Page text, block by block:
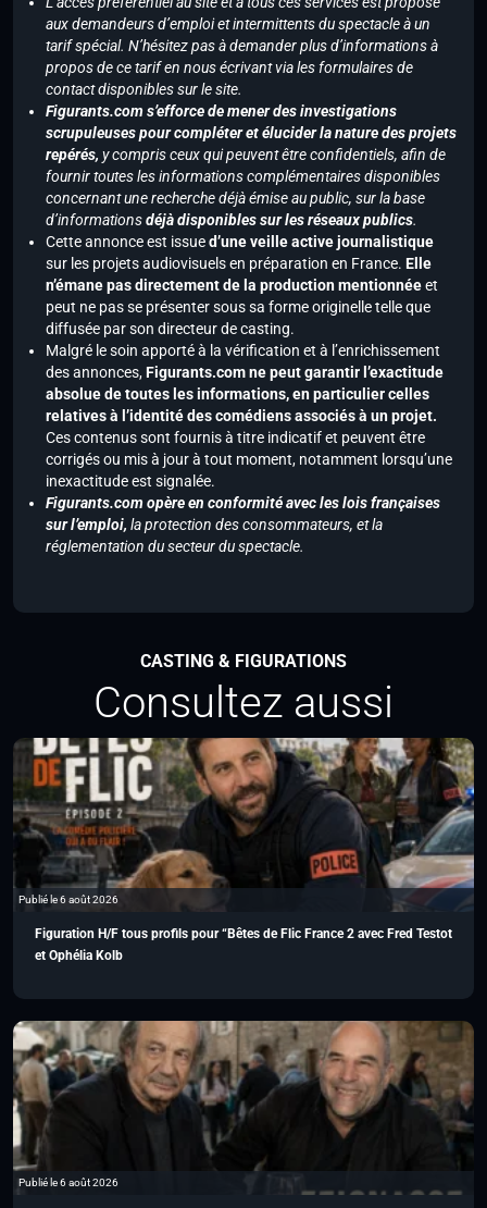
aux demandeurs d’emploi et intermittents du spectacle à un
tarif spécial. N’hésitez pas à demander plus d’informations à
propos de ce tarif en nous écrivant via les formulaires de
contact disponibles sur le site.
Figurants.com s’efforce de mener des investigations
scrupuleuses pour compléter et élucider la nature des projets
repérés, y compris ceux qui peuvent être confidentiels, afin de
fournir toutes les informations complémentaires disponibles
concernant une recherche déjà émise au public, sur la base
d’informationsdéjà disponibles sur les réseaux publics.
Cette annonce est issued’une veille active journalistique
sur les projets audiovisuels en préparation en France. Elle
n’émane pas directement de la production mentionnéeet
peut ne pas se présenter sous sa forme originelle telle que
diffusée par son directeur de casting.
Malgré le soin apporté à la vérification et à l’enrichissement
des annonces,Figurants.com ne peut garantir l’exactitude
absolue de toutes les informations, en particulier celles
relatives à l’identité des comédiens associés à un projet.
Ces contenus sont fournis à titre indicatif et peuvent être
corrigés ou mis à jour à tout moment, notamment lorsqu’une
inexactitude est signalée.
Figurants.com opère en conformité avec les lois françaises
sur l’emploi, la protection des consommateurs, et la
réglementation du secteur du spectacle.
CASTING & FIGURATIONS
Consultez aussi
Publié le 6 août 2026
Figuration H/F tous profils pour “Bêtes de Flic France 2 avec Fred Testot
et Ophélia Kolb
Publié le 6 août 2026